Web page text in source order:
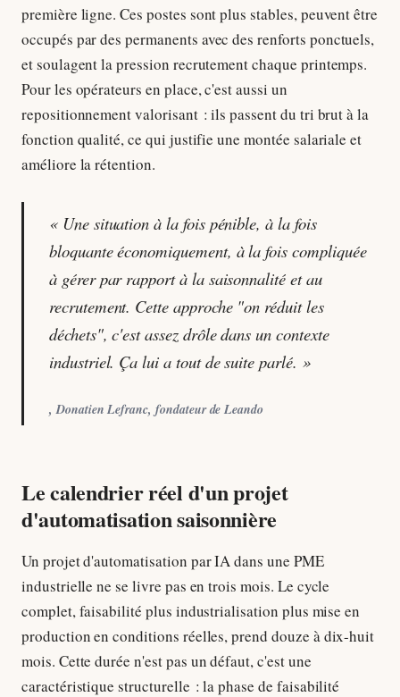
première ligne. Ces postes sont plus stables, peuvent être
occupés par des permanents avec des renforts ponctuels,
et soulagent la pression recrutement chaque printemps.
Pour les opérateurs en place, c'est aussi un
repositionnement valorisant : ils passent du tri brut à la
fonction qualité, ce qui justifie une montée salariale et
améliore la rétention.
« Une situation à la fois pénible, à la fois
bloquante économiquement, à la fois compliquée
à gérer par rapport à la saisonnalité et au
recrutement. Cette approche "on réduit les
déchets", c'est assez drôle dans un contexte
industriel. Ça lui a tout de suite parlé. »
, Donatien Lefranc, fondateur de Leando
Le calendrier réel d'un projet
d'automatisation saisonnière
Un projet d'automatisation par IA dans une PME
industrielle ne se livre pas en trois mois. Le cycle
complet, faisabilité plus industrialisation plus mise en
production en conditions réelles, prend douze à dix-huit
mois. Cette durée n'est pas un défaut, c'est une
caractéristique structurelle : la phase de faisabilité